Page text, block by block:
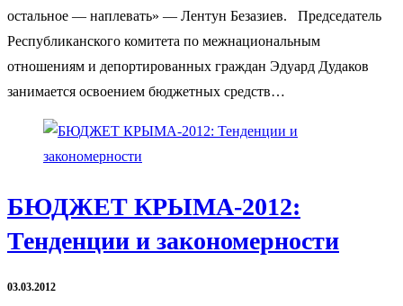
остальное — наплевать» — Лентун Безазиев. Председатель
Республиканского комитета по межнациональным
отношениям и депортированных граждан Эдуард Дудаков
занимается освоением бюджетных средств…
БЮДЖЕТ КРЫМА-2012:
Тенденции и закономерности
03.03.2012